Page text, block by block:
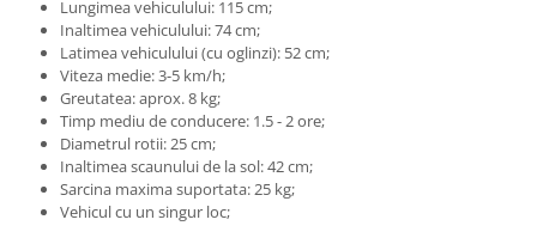
Lungimea vehiculului: 115 cm;
Inaltimea vehiculului: 74 cm;
Latimea vehiculului (cu oglinzi): 52 cm;
Viteza medie: 3-5 km/h;
Greutatea: aprox. 8 kg;
Timp mediu de conducere: 1.5 - 2 ore;
Diametrul rotii: 25 cm;
Inaltimea scaunului de la sol: 42 cm;
Sarcina maxima suportata: 25 kg;
Vehicul cu un singur loc;